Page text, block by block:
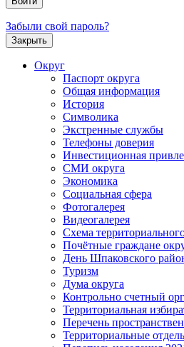
Забыли свой пароль?
Закрыть
Округ
Паспорт округа
Общая информация
История
Символика
Экстренные службы
Телефоны доверия
Инвестиционная
СМИ округа
Экономика
Социальная сфера
Фотогалерея
Видеогалерея
Схема
Почётные граждане
День Шпаковского
Туризм
Дума округа
Контрольно счетный
Территориальная
Перечень
Территориальные